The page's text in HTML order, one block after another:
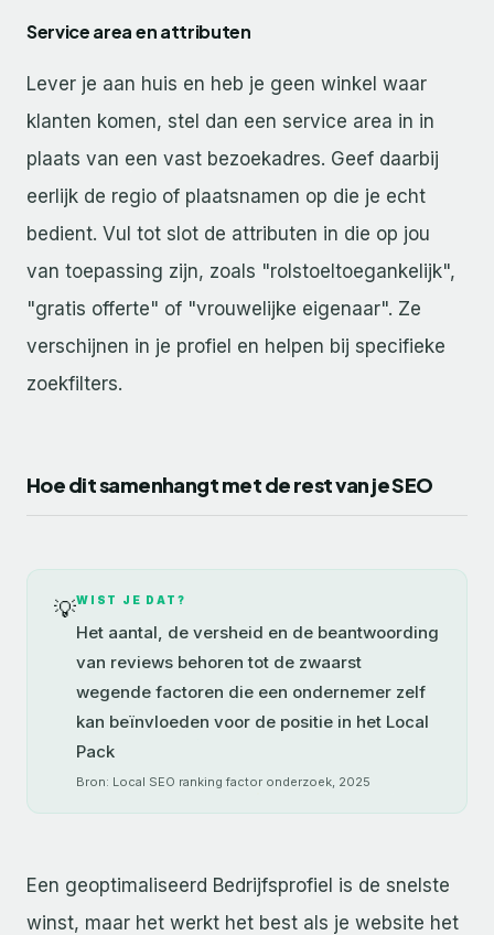
Service area en attributen
Lever je aan huis en heb je geen winkel waar
klanten komen, stel dan een service area in in
plaats van een vast bezoekadres. Geef daarbij
eerlijk de regio of plaatsnamen op die je echt
bedient. Vul tot slot de attributen in die op jou
van toepassing zijn, zoals "rolstoeltoegankelijk",
"gratis offerte" of "vrouwelijke eigenaar". Ze
verschijnen in je profiel en helpen bij specifieke
zoekfilters.
Hoe dit samenhangt met de rest van je SEO
💡WIST JE DAT?
Het aantal, de versheid en de beantwoording
van reviews behoren tot de zwaarst
wegende factoren die een ondernemer zelf
kan beïnvloeden voor de positie in het Local
Pack
Bron: Local SEO ranking factor onderzoek, 2025
Een geoptimaliseerd Bedrijfsprofiel is de snelste
winst, maar het werkt het best als je website het